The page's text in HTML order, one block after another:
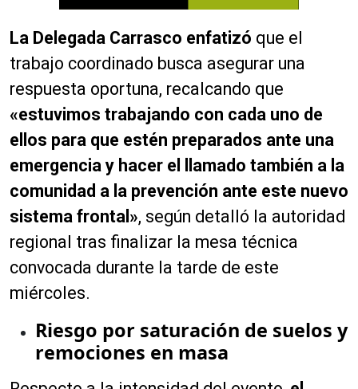
La Delegada Carrasco enfatizó que el
trabajo coordinado busca asegurar una
respuesta oportuna, recalcando que
«estuvimos trabajando con cada uno de
ellos para que estén preparados ante una
emergencia y hacer el llamado también a la
comunidad a la prevención ante este nuevo
sistema frontal», según detalló la autoridad
regional tras finalizar la mesa técnica
convocada durante la tarde de este
miércoles.
Riesgo por saturación de suelos y
remociones en masa